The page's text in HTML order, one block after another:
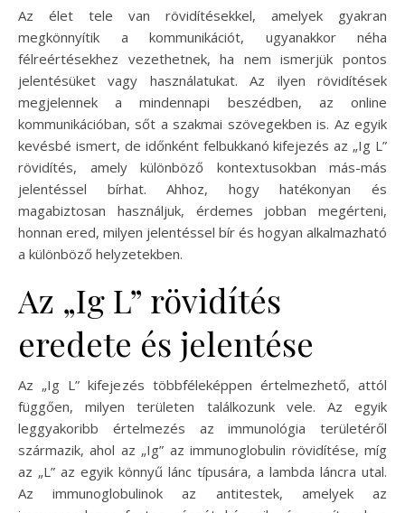
Az élet tele van rövidítésekkel, amelyek gyakran
megkönnyítik a kommunikációt, ugyanakkor néha
félreértésekhez vezethetnek, ha nem ismerjük pontos
jelentésüket vagy használatukat. Az ilyen rövidítések
megjelennek a mindennapi beszédben, az online
kommunikációban, sőt a szakmai szövegekben is. Az egyik
kevésbé ismert, de időnként felbukkanó kifejezés az „Ig L”
rövidítés, amely különböző kontextusokban más-más
jelentéssel bírhat. Ahhoz, hogy hatékonyan és
magabiztosan használjuk, érdemes jobban megérteni,
honnan ered, milyen jelentéssel bír és hogyan alkalmazható
a különböző helyzetekben.
Az „Ig L” rövidítés
eredete és jelentése
Az „Ig L” kifejezés többféleképpen értelmezhető, attól
függően, milyen területen találkozunk vele. Az egyik
leggyakoribb értelmezés az immunológia területéről
származik, ahol az „Ig” az immunoglobulin rövidítése, míg
az „L” az egyik könnyű lánc típusára, a lambda láncra utal.
Az immunoglobulinok az antitestek, amelyek az